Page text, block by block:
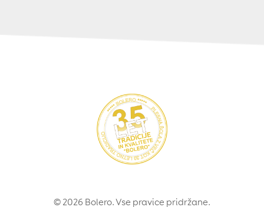
© 2026 Bolero. Vse pravice pridržane.